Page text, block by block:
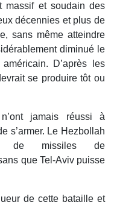
massif et soudain des
décennies et plus de
sans même atteindre
diminué le
D’après les
se produire tôt ou
jamais réussi à
s’armer. Le Hezbollah
de missiles de
que Tel-Aviv puisse
de cette bataille et